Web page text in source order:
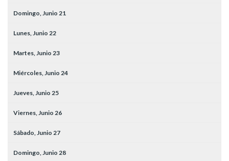
Domingo,Junio 21
Lunes,Junio 22
Martes,Junio 23
Miércoles,Junio 24
Jueves,Junio 25
Viernes,Junio 26
Sábado,Junio 27
Domingo,Junio 28